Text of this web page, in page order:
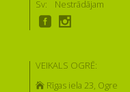
Sv:
Nestrādājam
VEIKALS OGRĒ:
Rīgas iela 23, Ogre